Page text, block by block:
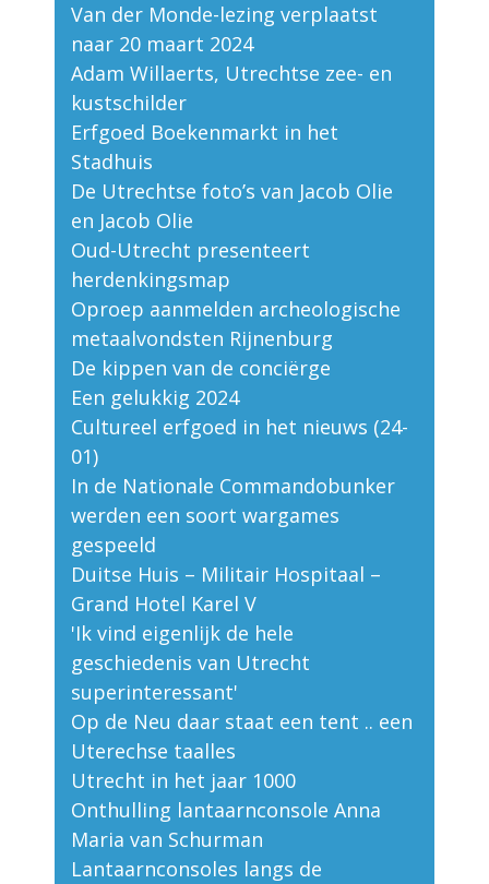
Van der Monde-lezing verplaatst
naar 20 maart 2024
Adam Willaerts, Utrechtse zee- en
kustschilder
Erfgoed Boekenmarkt in het
Stadhuis
De Utrechtse foto’s van Jacob Olie
en Jacob Olie
Oud-Utrecht presenteert
herdenkingsmap
Oproep aanmelden archeologische
metaalvondsten Rijnenburg
De kippen van de conciërge
Een gelukkig 2024
Cultureel erfgoed in het nieuws (24-
01)
In de Nationale Commandobunker
werden een soort wargames
gespeeld
Duitse Huis – Militair Hospitaal –
Grand Hotel Karel V
'Ik vind eigenlijk de hele
geschiedenis van Utrecht
superinteressant'
Op de Neu daar staat een tent .. een
Uterechse taalles
Utrecht in het jaar 1000
Onthulling lantaarnconsole Anna
Maria van Schurman
Lantaarnconsoles langs de